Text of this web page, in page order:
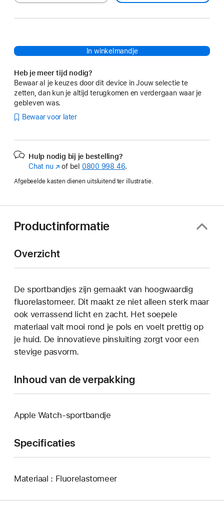
In winkelmandje
Heb je meer tijd nodig?
Bewaar al je keuzes door dit device in Jouw selectie te
zetten, dan kun je altijd terugkomen en verdergaan waar je
gebleven was.
Bewaar voor later
Hulp nodig bij je bestelling?
Chat nu (Wordt
nieuw
geopend)
of bel 0800 998 46.
Afgebeelde kasten dienen uitsluitend ter illustratie.
Productinformatie
Overzicht
De sportbandjes zijn gemaakt van hoogwaardig
fluorelastomeer. Dit maakt ze niet alleen sterk maar
ook verrassend licht en zacht. Het soepele
materiaal valt mooi rond je pols en voelt prettig op
je huid. De innovatieve pinsluiting zorgt voor een
stevige pasvorm.
Inhoud van de verpakking
Apple Watch-sportbandje
Specificaties
Materiaal : Fluorelastomeer